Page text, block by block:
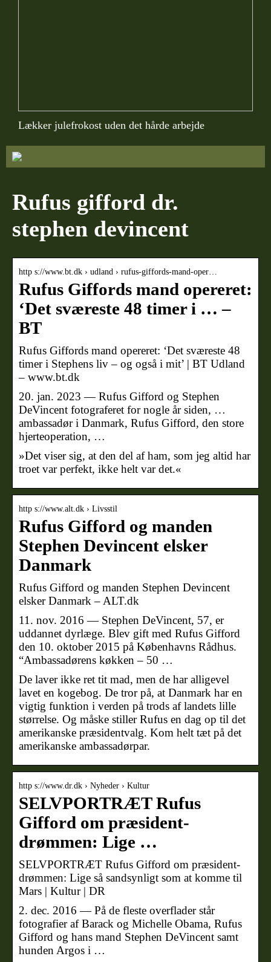
Lækker julefrokost uden det hårde arbejde
Rufus gifford dr.
stephen devincent
http s://www.bt.dk › udland › rufus-giffords-mand-oper…
Rufus Giffords mand opereret:
‘Det sværeste 48 timer i … –
BT
Rufus Giffords mand opereret: ‘Det sværeste 48
timer i Stephens liv – og også i mit’ | BT Udland
– www.bt.dk
20. jan. 2023 — Rufus Gifford og Stephen
DeVincent fotograferet for nogle år siden, …
ambassadør i Danmark, Rufus Gifford, den store
hjerteoperation, …
»Det viser sig, at den del af ham, som jeg altid har
troet var perfekt, ikke helt var det.«
http s://www.alt.dk › Livsstil
Rufus Gifford og manden
Stephen Devincent elsker
Danmark
Rufus Gifford og manden Stephen Devincent
elsker Danmark – ALT.dk
11. nov. 2016 — Stephen DeVincent, 57, er
uddannet dyrlæge. Blev gift med Rufus Gifford
den 10. oktober 2015 på Københavns Rådhus.
“Ambassadørens køkken – 50 …
De laver ikke ret tit mad, men de har alligevel
lavet en kogebog. De tror på, at Danmark har en
vigtig funktion i verden på trods af landets lille
størrelse. Og måske stiller Rufus en dag op til det
amerikanske præsidentvalg. Kom helt tæt på det
amerikanske ambassadørpar.
http s://www.dr.dk › Nyheder › Kultur
SELVPORTRÆT Rufus
Gifford om præsident-
drømmen: Lige …
SELVPORTRÆT Rufus Gifford om præsident-
drømmen: Lige så sandsynligt som at komme til
Mars | Kultur | DR
2. dec. 2016 — På de fleste overflader står
fotografier af Barack og Michelle Obama, Rufus
Gifford og hans mand Stephen DeVincent samt
hunden Argos i …